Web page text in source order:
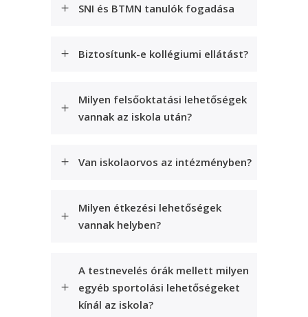
SNI és BTMN tanulók fogadása
Biztosítunk-e kollégiumi ellátást?
Milyen felsőoktatási lehetőségek
vannak az iskola után?
Van iskolaorvos az intézményben?
Milyen étkezési lehetőségek
vannak helyben?
A testnevelés órák mellett milyen
egyéb sportolási lehetőségeket
kínál az iskola?